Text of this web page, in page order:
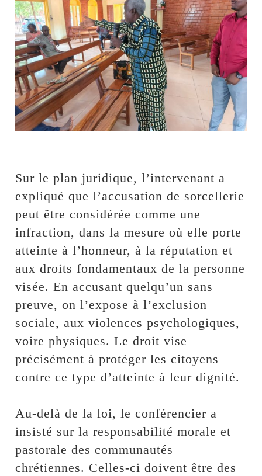
‎Sur le plan juridique, l’intervenant a
expliqué que l’accusation de sorcellerie
peut être considérée comme une
infraction, dans la mesure où elle porte
atteinte à l’honneur, à la réputation et
aux droits fondamentaux de la personne
visée. En accusant quelqu’un sans
preuve, on l’expose à l’exclusion
sociale, aux violences psychologiques,
voire physiques. Le droit vise
précisément à protéger les citoyens
contre ce type d’atteinte à leur dignité.
‎Au-delà de la loi, le conférencier a
insisté sur la responsabilité morale et
pastorale des communautés
chrétiennes. Celles-ci doivent être des